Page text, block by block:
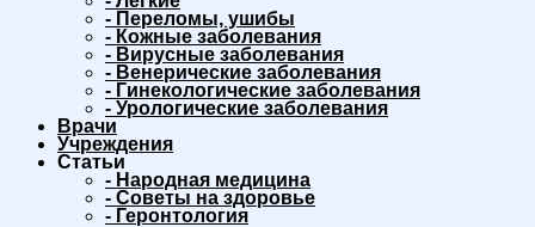
- Переломы, ушибы
- Кожные заболевания
- Вирусные заболевания
- Венерические заболевания
- Гинекологические заболевания
- Урологические заболевания
Врачи
Учреждения
Статьи
- Народная медицина
- Советы на здоровье
- Геронтология